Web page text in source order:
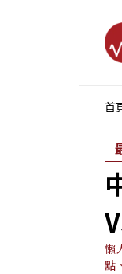
首
懶
點